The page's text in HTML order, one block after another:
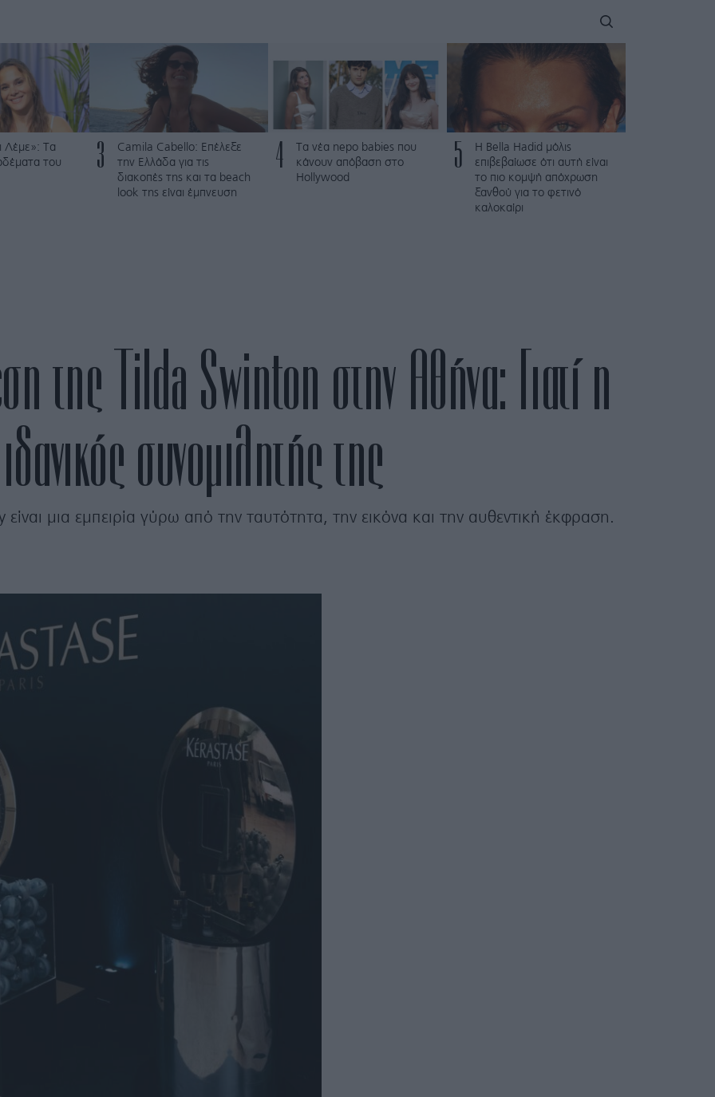
Λέμε»: Τα
του
3
Camila Cabello: Επέλεξε
την Ελλάδα για τις
διακοπές της και τα beach
look της είναι έμπνευση
4
Τα νέα nepo babies που
κάνουν απόβαση στο
Hollywood
5
Η Bella Hadid μόλις
επιβεβαίωσε ότι αυτή είναι
το πιο κομψή απόχρωση
ξανθού για το φετινό
καλοκαίρι
της Tilda Swinton στην Αθήνα: Γιατί η
συνομιλητής της
μια εμπειρία γύρω από την ταυτότητα, την εικόνα και την αυθεντική έκφραση.